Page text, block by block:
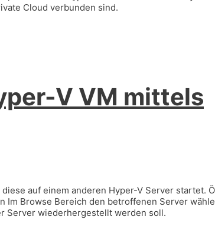
Cloud verbunden sind.
V VM mittels
auf einem anderen Hyper-V Server startet.
Im Browse Bereich den betroffenen Server
Server wiederhergestellt werden soll.